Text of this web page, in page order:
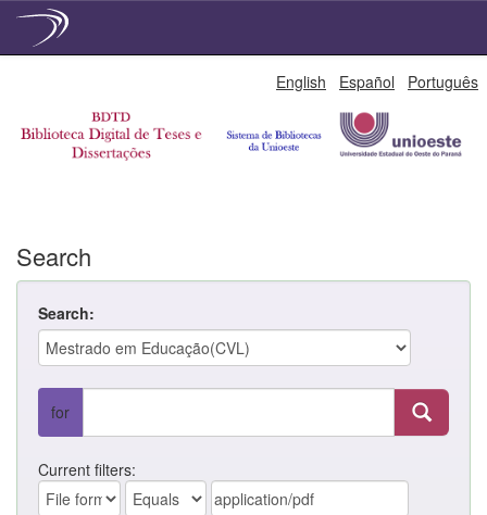
English Español Português
Search
Search:
for
Current filters: